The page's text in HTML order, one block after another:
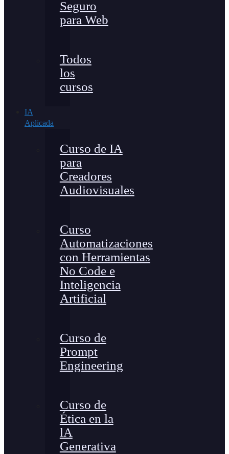
Seguro
para Web
Todos
los
cursos
IA
Aplicada
Curso de IA
para
Creadores
Audiovisuales
Curso
Automatizaciones
con Herramientas
No Code e
Inteligencia
Artificial
Curso de
Prompt
Engineering
Curso de
Ética en la
lA
Generativa